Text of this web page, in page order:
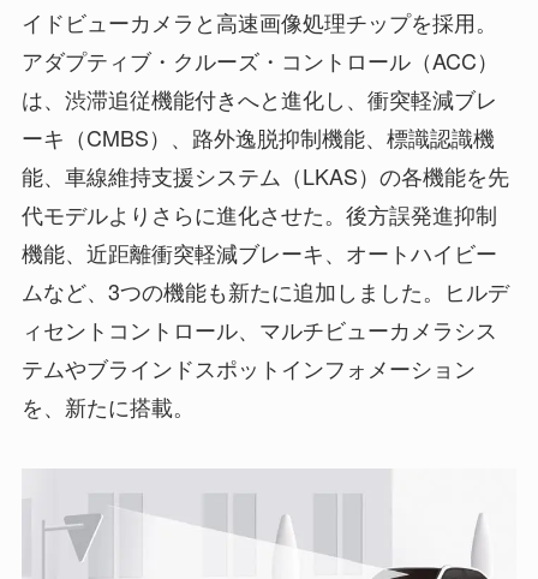
イドビューカメラと高速画像処理チップを採用。
アダプティブ・クルーズ・コントロール（ACC）
は、渋滞追従機能付きへと進化し、衝突軽減ブレ
ーキ（CMBS）、路外逸脱抑制機能、標識認識機
能、車線維持支援システム（LKAS）の各機能を先
代モデルよりさらに進化させた。後方誤発進抑制
機能、近距離衝突軽減ブレーキ、オートハイビー
ムなど、3つの機能も新たに追加しました。ヒルデ
ィセントコントロール、マルチビューカメラシス
テムやブラインドスポットインフォメーション
を、新たに搭載。